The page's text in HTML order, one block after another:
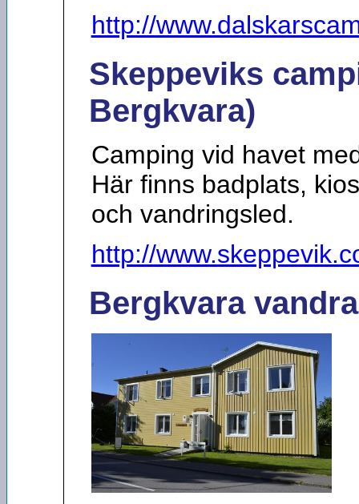
http://
Skeppeviks
Bergkvara)
Camping vid havet
Här finns badplats,
och vandringsled.
http://
Bergkvara